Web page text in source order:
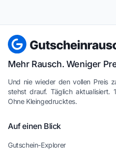
Mehr Rausch. Weniger
Und nie wieder den vollen Preis
stehst drauf. Täglich aktualisiert.
Ohne Kleingedrucktes.
Auf einen Blick
Gutschein-Explorer